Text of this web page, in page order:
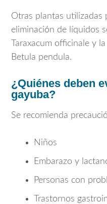
Otras plantas utilizadas
eliminación de líquidos
Taraxacum officinale y la
Betula pendula.
¿Quiénes deben
gayuba?
Se recomienda
Niños
Embarazo y
Personas con
Trastornos